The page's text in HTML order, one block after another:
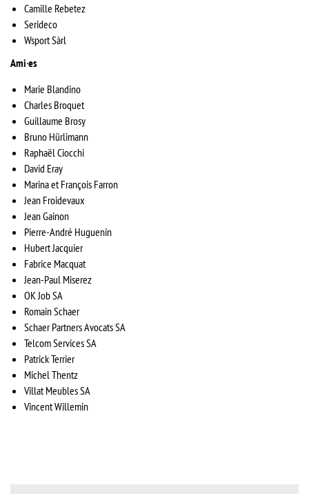
Camille Rebetez
Serideco
Wsport Sàrl
Ami·es
Marie Blandino
Charles Broquet
Guillaume Brosy
Bruno Hürlimann
Raphaël Ciocchi
David Eray
Marina et François Farron
Jean Froidevaux
Jean Gainon
Pierre-André Huguenin
Hubert Jacquier
Fabrice Macquat
Jean-Paul Miserez
OK Job SA
Romain Schaer
Schaer Partners Avocats SA
Telcom Services SA
Patrick Terrier
Michel Thentz
Villat Meubles SA
Vincent Willemin